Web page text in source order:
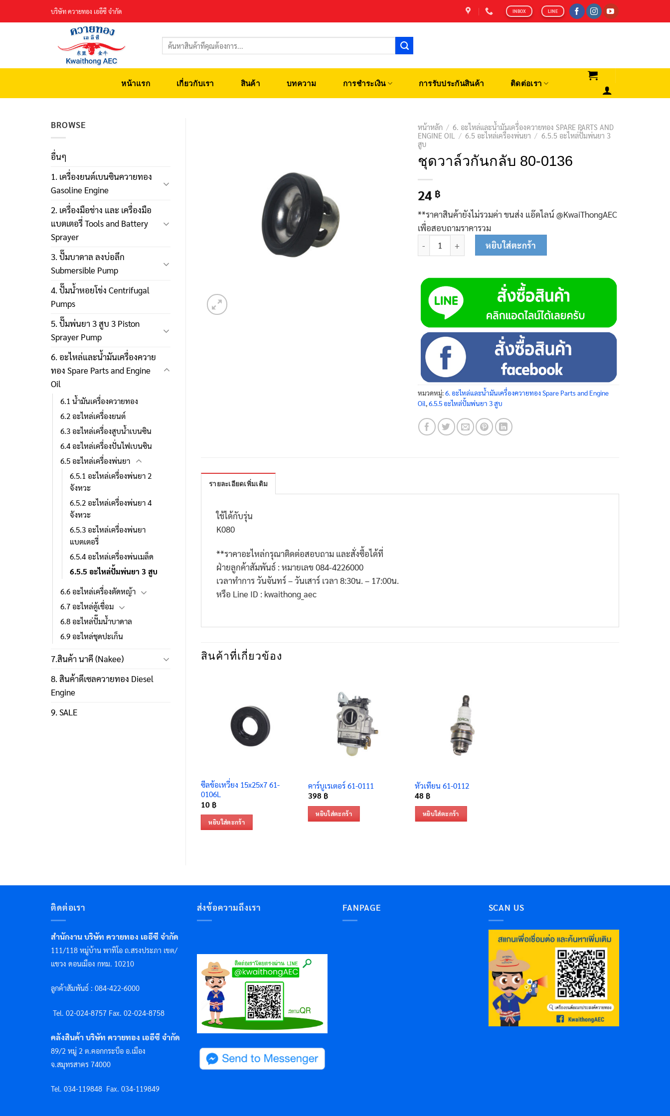
บริษัท ควายทอง เออีซี จำกัด INBOX LINE
ค้นหา:
หน้าแรก เกี่ยวกับเรา สินค้า บทความ การชำระเงิน การรับประกันสินค้า ติดต่อเรา
BROWSE
อื่นๆ
1. เครื่องยนต์เบนซินควายทอง
Gasoline Engine
2. เครื่องมือช่าง และ เครื่องมือ
แบตเตอรี่ Tools and Battery
Sprayer
3. ปั๊มบาดาล ลงบ่อลึก
Submersible Pump
4. ปั๊มน้ำหอยโข่ง Centrifugal
Pumps
5. ปั๊มพ่นยา 3 สูบ 3 Piston
Sprayer Pump
6. อะไหล่และน้ำมันเครื่องควาย
ทอง Spare Parts and Engine
Oil
6.1 น้ำมันเครื่องควายทอง
6.2 อะไหล่เครื่องยนต์
6.3 อะไหล่เครื่องสูบน้ำเบนซิน
6.4 อะไหล่เครื่องปั่นไฟเบนซิน
6.5 อะไหล่เครื่องพ่นยา
6.5.1 อะไหล่เครื่องพ่นยา 2
จังหวะ
6.5.2 อะไหล่เครื่องพ่นยา 4
จังหวะ
6.5.3 อะไหล่เครื่องพ่นยา
แบตเตอรี่
6.5.4 อะไหล่เครื่องพ่นเมล็ด
6.5.5 อะไหล่ปั้มพ่นยา 3 สูบ
6.6 อะไหล่เครื่องตัดหญ้า
6.7 อะไหล่ตู้เชื่อม
6.8 อะไหล่ปั๊มน้ำบาดาล
6.9 อะไหล่ชุดปะเก็น
7.สินค้า นาคี (Nakee)
8. สินค้าดีเซลควายทอง Diesel
Engine
9. SALE
หน้าหลัก / 6. อะไหล่และน้ำมันเครื่องควายทอง SPARE PARTS AND
ENGINE OIL
/ 6.5 อะไหล่เครื่องพ่นยา / 6.5.5 อะไหล่ปั้มพ่นยา 3
สูบ
ชุดวาล์วกันกลับ 80-0136
24 ฿
**ราคาสินค้ายังไม่รวมค่า ขนส่ง แอ๊ดไลน์ @KwaiThongAEC
เพื่อสอบถามราคารวม
จำนวน ชุดวาล์วกันกลับ 80-0136 ชิ้น
หยิบใส่ตะกร้า
หมวดหมู่:6. อะไหล่และน้ำมันเครื่องควายทอง Spare Parts and Engine
Oil,6.5.5 อะไหล่ปั้มพ่นยา 3 สูบ
รายละเอียดเพิ่มเติม
ใช้ได้กับรุ่น
K080
**ราคาอะไหล่กรุณาติดต่อสอบถาม และสั่งซื้อได้ที่
ฝ่ายลูกค้าสัมพันธ์ : หมายเลข 084-4226000
เวลาทำการ วันจันทร์ – วันเสาร์ เวลา 8:30น. – 17:00น.
หรือ Line ID : kwaithong_aec
สินค้าที่เกี่ยวข้อง
ซีลข้อเหวี่ยง 15x25x7 61-
0106L
10 ฿
หยิบใส่ตะกร้า
คาร์บูเรเตอร์ 61-0111
398 ฿
หยิบใส่ตะกร้า
หัวเทียน 61-0112
48 ฿
หยิบใส่ตะกร้า
ติดต่อเรา
สำนักงาน บริษัท ควายทอง เออีซี จำกัด
111/118 หมู่บ้าน พาทิโอ ถ.สรงประภา เขต/
แขวง ดอนเมือง กทม. 10210
ลูกค้าสัมพันธ์ : 084-422-6000
Tel. 02-024-8757 Fax. 02-024-8758
คลังสินค้า บริษัท ควายทอง เออีซี จำกัด
89/2 หมู่ 2 ต.คอกกระบือ อ.เมือง
จ.สมุทรสาคร 74000
Tel. 034-119848 Fax. 034-119849
ส่งข้อความถึงเรา FANPAGE SCAN US